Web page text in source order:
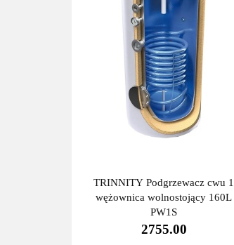
TRINNITY Podgrzewacz cwu 1
wężownica wolnostojący 160L
PW1S
2755.00